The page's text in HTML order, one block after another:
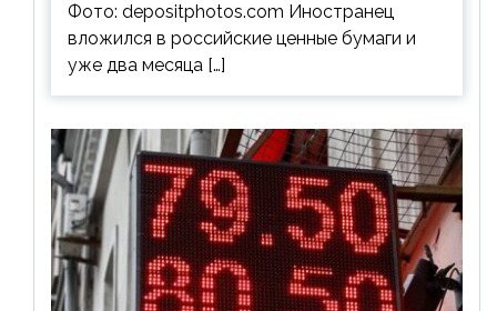
Фото: depositphotos.com Иностранец
вложился в российские ценные бумаги и
уже два месяца […]